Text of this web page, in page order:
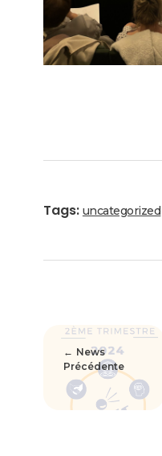
Tags: uncategorized
News
Précédente